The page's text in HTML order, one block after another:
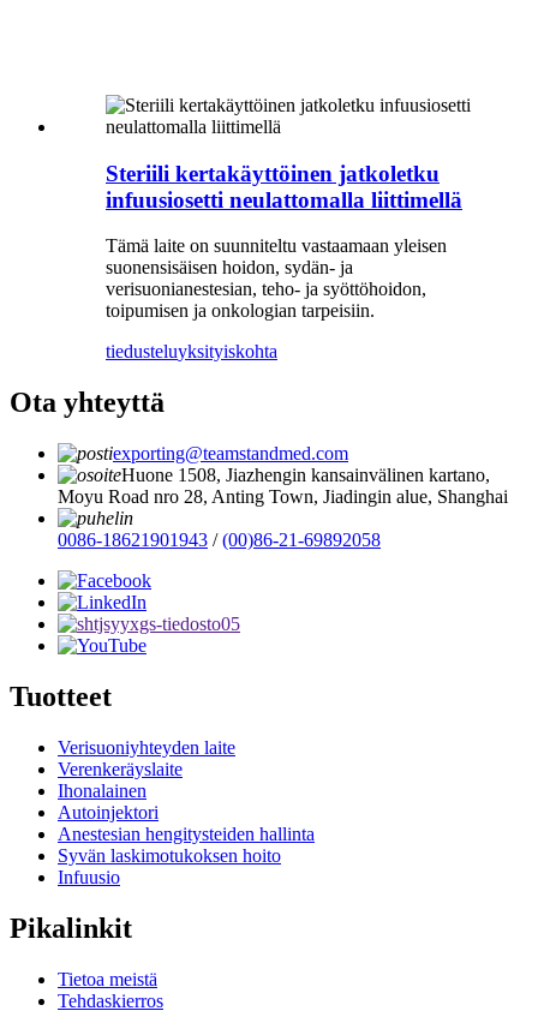
Steriili kertakäyttöinen jatkoletku
infuusiosetti neulattomalla liittimellä
Tämä laite on suunniteltu vastaamaan yleisen
suonensisäisen hoidon, sydän- ja
verisuonianestesian, teho- ja syöttöhoidon,
toipumisen ja onkologian tarpeisiin.
tiedusteluyksityiskohta
Ota yhteyttä
exporting@teamstandmed.com
Huone 1508, Jiazhengin kansainvälinen kartano,
Moyu Road nro 28, Anting Town, Jiadingin alue, Shanghai
0086-18621901943 /(00)86-21-69892058
Tuotteet
Verisuoniyhteyden laite
Verenkeräyslaite
Ihonalainen
Autoinjektori
Anestesian hengitysteiden hallinta
Syvän laskimotukoksen hoito
Infuusio
Pikalinkit
Tietoa meistä
Tehdaskierros